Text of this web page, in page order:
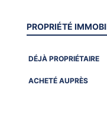
PROPRIÉTÉ
DÉJÀ PROPRIÉTAIRE
ACHETÉ AUPRÈS